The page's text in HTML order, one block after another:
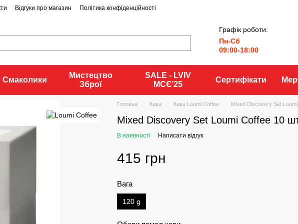
Відгуки про магазин Політика конфіденційності
Графік роботи:
Пн-Сб
09:00-18:00
Смаколики
Мистецтво
Зброї
SALE - LVIV
MCЄʼ25
Сертифікати
Головна Кава Кава Loumi Coffee Mixed Discovery Set
Mixed Discovery Set Loumi Coffee 10
В наявності Написати відгук
415 грн
Вага
120 g